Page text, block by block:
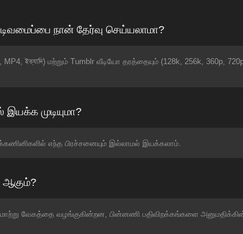
நான் தேர்வு செய்யலாமா?
ইত্যাদি) மற்றும் Tumblr வீடியோ தரத்தையும் (128k, 256k, 360p,
முடியுமா?
எந்த பிரச்சனையும் இல்லாமல் இயக்கலாம்.
ஆகும்?
வேகத்தை வழங்குகின்றன, பின்னணி பதிவிறக்கங்களை